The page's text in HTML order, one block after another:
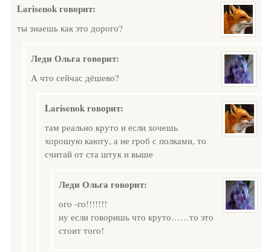
Larisenokговорит:
ты знаешь как это дорого?
Леди Ольга говорит:
А что сейчас дёшево?
Larisenokговорит:
там реально круто и если хочешь
хорошую каюту, а не гроб с полками, то
считай от ста штук и выше
Леди Ольга говорит:
ого -го!!!!!!!
ну если говоришь что круто……то это
стоит того!